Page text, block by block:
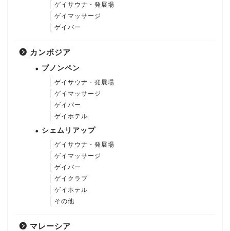
ゲイサウナ・発展場
ゲイマッサージ
ゲイバー
カンボジア
プノンペン
ゲイサウナ・発展場
ゲイマッサージ
ゲイバー
ゲイホテル
シェムリアップ
ゲイサウナ・発展場
ゲイマッサージ
ゲイバー
ゲイクラブ
ゲイホテル
その他
マレーシア